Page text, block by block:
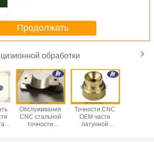
Продолжать
обработки
Обслуживания
CNC стальной
точности
Точности CNC
OEM части
латунной